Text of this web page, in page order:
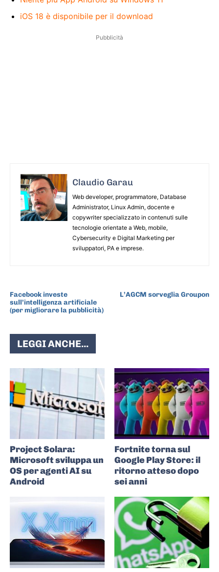
iOS 18 è disponibile per il download
Pubblicità
Claudio Garau
Web developer, programmatore, Database
Administrator, Linux Admin, docente e
copywriter specializzato in contenuti sulle
tecnologie orientate a Web, mobile,
Cybersecurity e Digital Marketing per
sviluppatori, PA e imprese.
Facebook investe
sull’intelligenza artificiale
(per migliorare la pubblicità)
L’AGCM sorveglia Groupon
LEGGI ANCHE...
Project Solara:
Microsoft sviluppa un
OS per agenti AI su
Android
Fortnite torna sul
Google Play Store: il
ritorno atteso dopo
sei anni